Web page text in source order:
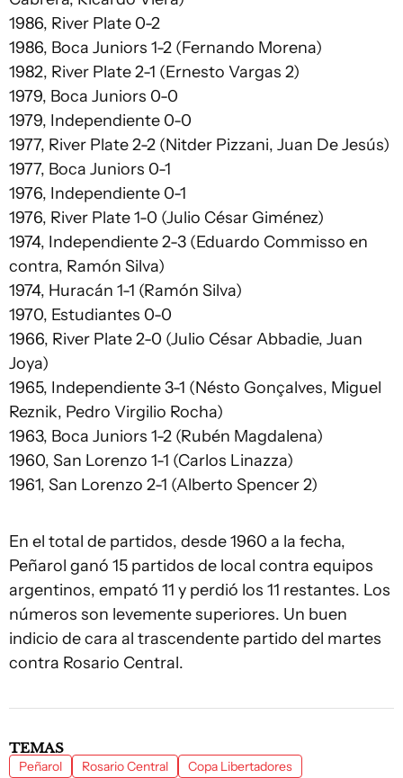
1986, River Plate 0-2
1986, Boca Juniors 1-2 (Fernando Morena)
1982, River Plate 2-1 (Ernesto Vargas 2)
1979, Boca Juniors 0-0
1979, Independiente 0-0
1977, River Plate 2-2 (Nitder Pizzani, Juan De Jesús)
1977, Boca Juniors 0-1
1976, Independiente 0-1
1976, River Plate 1-0 (Julio César Giménez)
1974, Independiente 2-3 (Eduardo Commisso en
contra, Ramón Silva)
1974, Huracán 1-1 (Ramón Silva)
1970, Estudiantes 0-0
1966, River Plate 2-0 (Julio César Abbadie, Juan
Joya)
1965, Independiente 3-1 (Nésto Gonçalves, Miguel
Reznik, Pedro Virgilio Rocha)
1963, Boca Juniors 1-2 (Rubén Magdalena)
1960, San Lorenzo 1-1 (Carlos Linazza)
1961, San Lorenzo 2-1 (Alberto Spencer 2)
En el total de partidos, desde 1960 a la fecha,
Peñarol ganó 15 partidos de local contra equipos
argentinos, empató 11 y perdió los 11 restantes. Los
números son levemente superiores. Un buen
indicio de cara al trascendente partido del martes
contra Rosario Central.
TEMAS
Peñarol Rosario Central Copa Libertadores